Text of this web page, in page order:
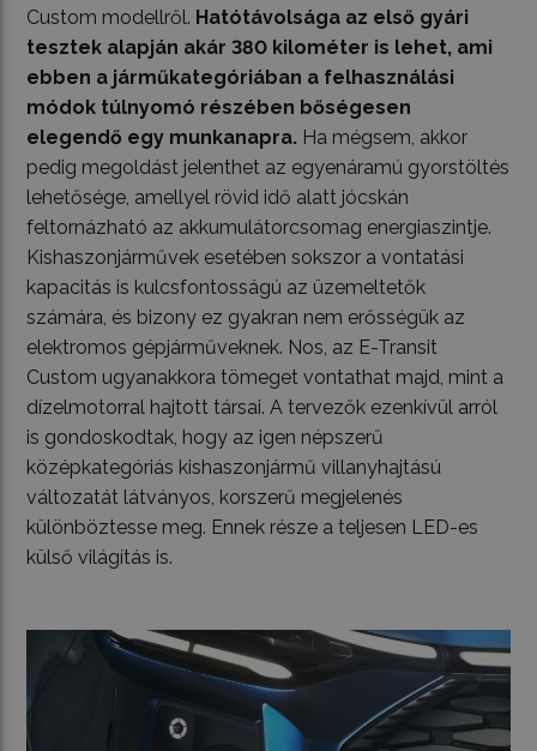
Custom modellről. Hatótávolsága az első gyári
tesztek alapján akár 380 kilométer is lehet, ami
ebben a járműkategóriában a felhasználási
módok túlnyomó részében bőségesen
elegendő egy munkanapra. Ha mégsem, akkor
pedig megoldást jelenthet az egyenáramú gyorstöltés
lehetősége, amellyel rövid idő alatt jócskán
feltornázható az akkumulátorcsomag energiaszintje.
Kishaszonjárművek esetében sokszor a vontatási
kapacitás is kulcsfontosságú az üzemeltetők
számára, és bizony ez gyakran nem erősségük az
elektromos gépjárműveknek. Nos, az E-Transit
Custom ugyanakkora tömeget vontathat majd, mint a
dízelmotorral hajtott társai. A tervezők ezenkívül arról
is gondoskodtak, hogy az igen népszerű
középkategóriás kishaszonjármű villanyhajtású
változatát látványos, korszerű megjelenés
különböztesse meg. Ennek része a teljesen LED-es
külső világítás is.